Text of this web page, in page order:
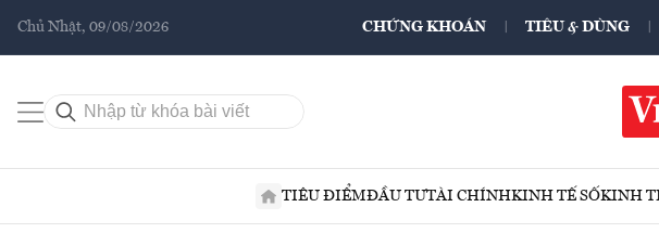
Chủ Nhật, 09/08/2026 CHỨNG KHOÁN TIÊU & DÙNG
TIÊU ĐIỂMĐẦU TƯTÀI CHÍNHKINH TẾ SỐKINH